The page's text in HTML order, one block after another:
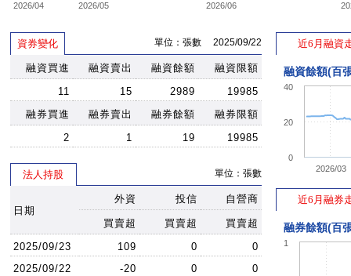
2026/04 2026/05 2026/06
資券變化 單位：張數 2025/09/22
融資買進 融資賣出 融資餘額
融資限額
11
15 2989
19985
融券買進
融券賣出 融券餘額
融券限額
2
1 19 19985
法人持股 單位：張數
日期
外資 投信 自營商
買賣超 買賣超
買賣超
2025/09/23
109 0
0
2025/09/22
-20 0
0
近6月融資
融資餘額(百
2026/03
0
20
40
近6月融券
融券餘額(百
1